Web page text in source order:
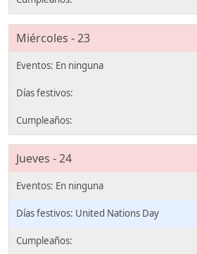
Miércoles - 23
Jueves - 24
United Nations Day